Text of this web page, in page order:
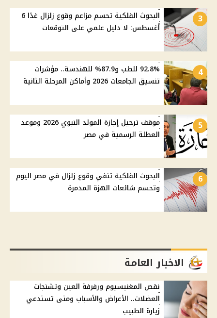
3
البحوث الفلكية تحسم مزاعم وقوع زلزال غدًا 6
أغسطس: لا دليل علمي على التوقعات
4
92.8% للطب و87.9% للهندسة.. مؤشرات
تنسيق الجامعات 2026 وأماكن المرحلة الثانية
5
موقف ترحيل إجازة المولد النبوي 2026 وموعد
العطلة الرسمية في مصر
6
البحوث الفلكية تنفي وقوع زلزال في مصر اليوم
وتحسم شائعات الهزة المدمرة
الاخبار العامة
نقص المغنيسيوم ورفرفة العين وتشنجات
العضلات.. الأعراض والأسباب ومتى تستدعي
زيارة الطبيب